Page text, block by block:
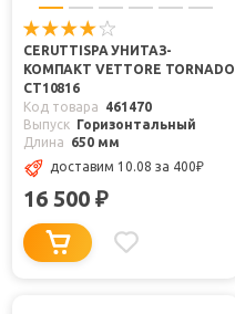
CERUTTISPA УНИТАЗ-
КОМПАКТ VETTORE TORNADO
CT10816
Код товара
461470
Выпуск Горизонтальный
Длина
650 мм
доставим 10.08 за 400₽
16 500 ₽